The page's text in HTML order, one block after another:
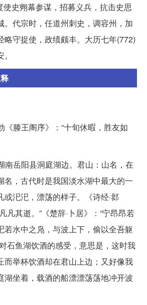
史翙幕参谋，招募义兵，抗击史思
。代宗时，任道州刺史，调容州，加
略守捉使，政绩颇丰。大历七年(772)
《滕王阁序》：“十旬休暇，胜友如
南岳阳县洞庭湖边。君山：山名，在
名，古代时是我国淡水湖中最大的一
汜汜，漂荡的样子。《诗经·邶
凡其逝。”《楚辞·卜居》：“宁昂昂若
若水中之凫，与波上下，偷以全吾躯
石鱼湖饮酒的感受，意思是，这时我
而举杯饮酒却在君山上边；又好像我
湖坐着，载酒的船漂漂荡荡地冲开波